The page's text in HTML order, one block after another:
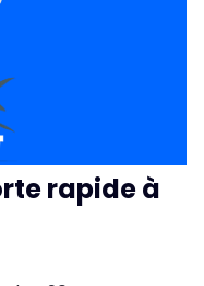
rapide à